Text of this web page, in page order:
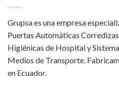
Grupsa es una empresa
Puertas Automáticas
Higiénicas de Hospital y
Medios de Transporte.
en Ecuador.